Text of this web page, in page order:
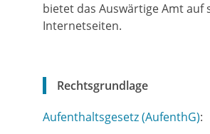
bietet das Auswärtige Amt auf
Internetseiten.
Rechtsgrundlage
Aufenthaltsgesetz (AufenthG):